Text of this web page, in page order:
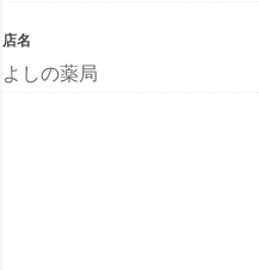
店名
よしの薬局